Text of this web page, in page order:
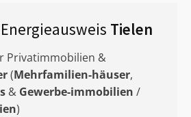
Tielen
Privatimmobilien &
(Mehrfamilien-häuser,
& Gewerbe-immobilien /
)